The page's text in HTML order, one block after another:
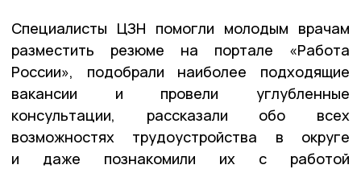
Специалисты ЦЗН помогли молодым врачам
разместить резюме на портале «Работа
России», подобрали наиболее подходящие
вакансии и провели углубленные
консультации, рассказали обо всех
возможностях трудоустройства в округе
и даже познакомили их с работой